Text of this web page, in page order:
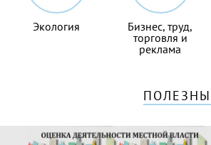
Экология
Бизнес, труд,
торговля и
реклама